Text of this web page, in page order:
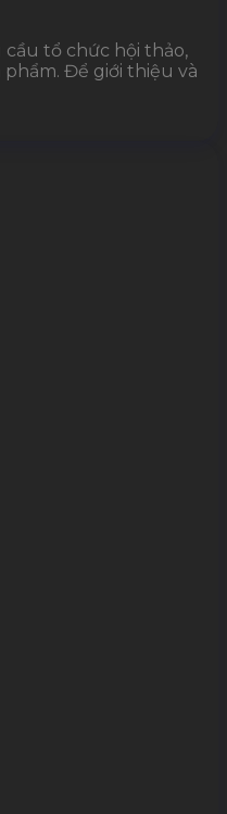
tổ chức hội thảo,
phẩm. Để giới thiệu và